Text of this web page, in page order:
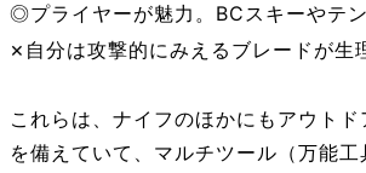
◎プライヤーが魅力。BCスキーやテン
× 自分は攻撃的にみえるブレードが生
これらは、ナイフのほかにもアウト
を備えていて、マルチツール（万能